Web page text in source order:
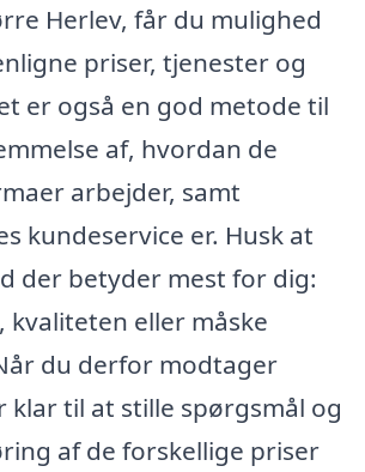
Herlev, får du mulighed
priser, tjenester og
er også en god metode til
af, hvordan de
arbejder, samt
kundeservice er. Husk at
der betyder mest for dig:
kvaliteten eller måske
du derfor modtager
til at stille spørgsmål og
af de forskellige priser